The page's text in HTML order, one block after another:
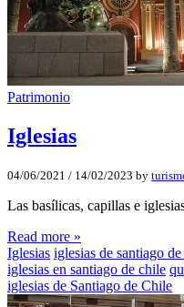
Patrimonio
Iglesias
04/06/2021 / 14/02/2023 by
Las basílicas, capillas e
Read more »
Iglesias iglesias de santiago
iglesias en santiago de chile
iglesias de Santiago de Chile